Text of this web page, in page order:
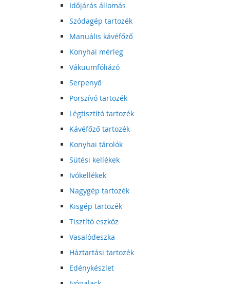
Időjárás állomás
Szódagép tartozék
Manuális kávéfőző
Konyhai mérleg
Vákuumfóliázó
Serpenyő
Porszívó tartozék
Légtisztító tartozék
Kávéfőző tartozék
Konyhai tárolók
Sütési kellékek
Ivókellékek
Nagygép tartozék
Kisgép tartozék
Tisztító eszköz
Vasalódeszka
Háztartási tartozék
Edénykészlet